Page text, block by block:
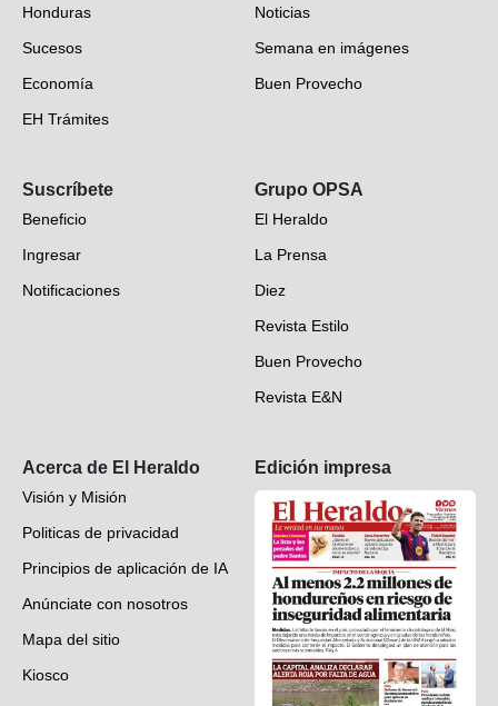
Honduras
Sucesos
Economía
EH Trámites
EH Verifica
Fotogalerías
Deportes
Videos
Noticias
Semana en imágenes
Buen Provecho
Suscríbete
Beneficio
Ingresar
Notificaciones
Grupo OPSA
El Heraldo
La Prensa
Diez
Revista Estilo
Buen Provecho
Revista E&N
Acerca de El Heraldo
Visión y Misión
Politicas de privacidad
Principios de aplicación de IA
Anúnciate con nosotros
Mapa del sitio
Kiosco
Edición impresa